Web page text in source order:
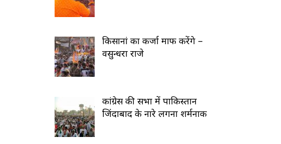
किसानां का कर्जा माफ करेंगे –
वसुन्धरा राजे
कांग्रेस की सभा में पाकिस्तान
जिंदाबाद के नारे लगना शर्मनाक